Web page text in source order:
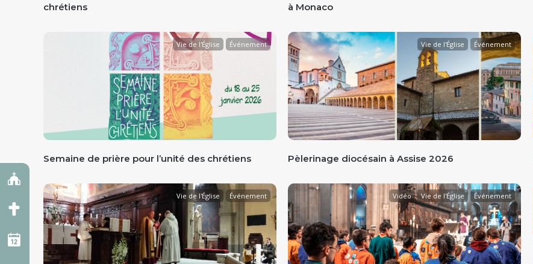
chrétiens
à Monaco
Vie de l'Église Événement
Semaine de prière pour l’unité des chrétiens
Vie de l'Église Événement
Pèlerinage diocésain à Assise 2026
Vie de l'Église Événement Vidéo Vie de l'Église Événement